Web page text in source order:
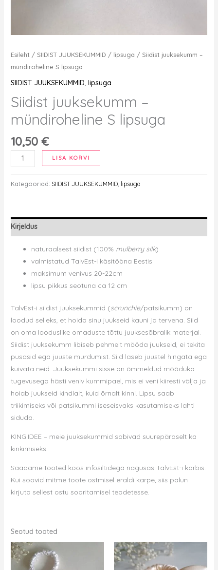
Esileht/ SIIDIST JUUKSEKUMMID / lipsuga / Siidist juuksekumm –
mündiroheline S lipsuga
SIIDIST JUUKSEKUMMID, lipsuga
Siidist juuksekumm –
mündiroheline S lipsuga
10,50 €
Siidist
juuksekumm
-
lipsuga
kogus
LISA KORVI
Kategooriad: SIIDIST JUUKSEKUMMID, lipsuga
Kirjeldus
naturaalsest siidist (100% mulberry silk)
valmistatud TalvEst-i käsitööna Eestis
maksimum venivus 20-22cm
lipsu pikkus seotuna ca 12 cm
TalvEst-i siidist juuksekummid (scrunchie/patsikumm) on
loodud selleks, et hoida sinu juukseid kauni ja tervena. Siid
on oma looduslike omaduste tõttu juuksesõbralik materjal.
Siidist juuksekumm libiseb pehmelt mööda juukseid, ei tekita
pusasid ega juuste murdumist. Siid laseb juustel hingata ega
kuivata neid. Juuksekummi sisse on õmmeldud mõõduka
tugevusega hästi veniv kummipael, mis ei veni kiiresti välja ja
hoiab juukseid kindlalt, kuid õrnalt kinni. Lipsu saab
triikimiseks või patsikummi iseseisvaks kasutamiseks lahti
siduda.
KINGIIDEE – meie juuksekummid sobivad suurepäraselt ka
kinkimiseks.
Saadame tooted koos infosiltidega nägusas TalvEst-i karbis.
Kui soovid mitme toote ostmisel eraldi karpe, siis palun
kirjuta sellest ostu sooritamisel teadetesse.
Seotud tooted